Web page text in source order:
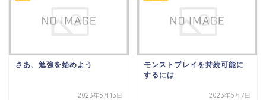
さあ、勉強を始めよう
2023年5月13日
モンストプレイを持続可能に
するには
2023年5月7日